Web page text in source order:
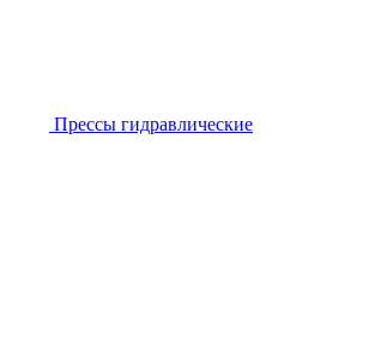
Прессы гидравлические